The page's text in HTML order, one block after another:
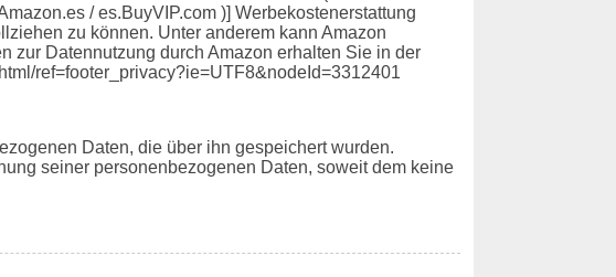
/ es.BuyVIP.com )] Werbekostenerstattung
zu können. Unter anderem kann Amazon
zur Datennutzung durch Amazon erhalten Sie in der
ref=footer_privacy?ie=UTF8&nodeId=3312401
Daten, die über ihn gespeichert wurden.
seiner personenbezogenen Daten, soweit dem keine